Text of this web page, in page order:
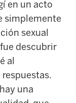
en un acto
simplemente
sexual
descubrir
al
una